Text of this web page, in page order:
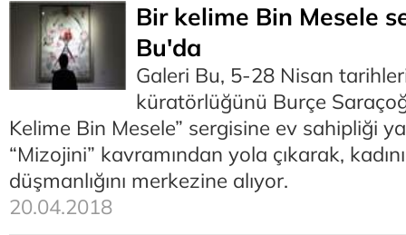
Bir kelime Bin Mesele
Bu'da
Galeri Bu, 5-28 Nisan
küratörlüğünü Burçe
Kelime Bin Mesele” sergisine ev sahipliği
“Mizojini” kavramından yola çıkarak,
düşmanlığını merkezine alıyor.
20.04.2018